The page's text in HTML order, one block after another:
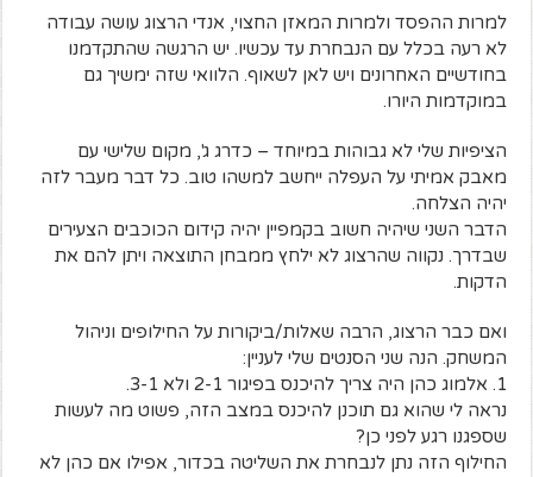
למרות ההפסד ולמרות המאזן החצוי, אנדי הרצוג עושה עבודה
לא רעה בכלל עם הנבחרת עד עכשיו. יש הרגשה שהתקדמנו
בחודשיים האחרונים ויש לאן לשאוף. הלוואי שזה ימשיך גם
במוקדמות היורו.
הציפיות שלי לא גבוהות במיוחד – כדרג ג', מקום שלישי עם
מאבק אמיתי על העפלה ייחשב למשהו טוב. כל דבר מעבר לזה
יהיה הצלחה.
הדבר השני שיהיה חשוב בקמפיין יהיה קידום הכוכבים הצעירים
שבדרך. נקווה שהרצוג לא ילחץ ממבחן התוצאה ויתן להם את
הדקות.
ואם כבר הרצוג, הרבה שאלות/ביקורות על החילופים וניהול
המשחק. הנה שני הסנטים שלי לעניין:
1. אלמוג כהן היה צריך להיכנס בפיגור 2-1 ולא 3-1.
נראה לי שהוא גם תוכנן להיכנס במצב הזה, פשוט מה לעשות
שספגנו רגע לפני כן?
החילוף הזה נתן לנבחרת את השליטה בכדור, אפילו אם כהן לא